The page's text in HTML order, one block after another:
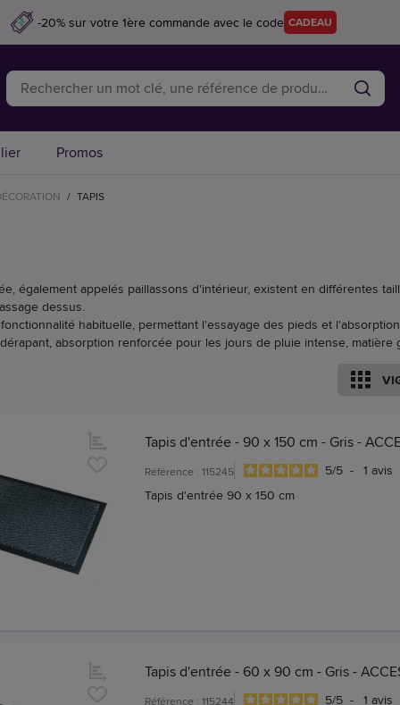
-20% sur votre 1ère commande avec le code CADEAU
Promos
/ TAPIS
également appelés paillassons d'intérieur, existent en différentes
dessus.
habituelle, permettant l'essayage des pieds et
absorption renforcée pour les jours de pluie intense,
Tapis d'entrée - 90 x 150 cm - Gris -
Référence : 115245 5/5 - 1 avis
Tapis d'entrée 90 x 150 cm
Tapis d'entrée - 60 x 90 cm - Gris -
Référence : 115244 5/5 - 1 avis